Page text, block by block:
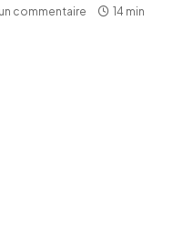
commentaire 14 min